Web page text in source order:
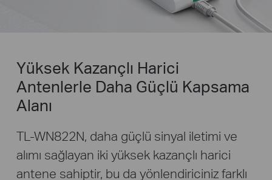
Yüksek Kazançlı Harici
Antenlerle Daha Güçlü Kapsama
Alanı
TL-WN822N, daha güçlü sinyal iletimi ve
alımı sağlayan iki yüksek kazançlı harici
antene sahiptir, bu da yönlendiriciniz farklı